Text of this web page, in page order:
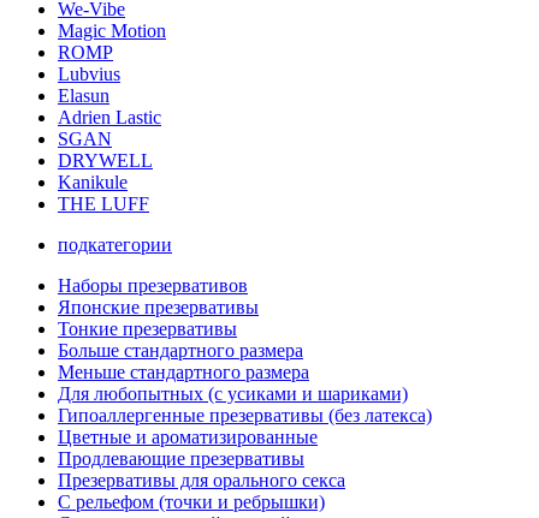
We-Vibe
Magic Motion
ROMP
Lubvius
Elasun
Adrien Lastic
SGAN
DRYWELL
Kanikule
THE LUFF
подкатегории
Наборы презервативов
Японские презервативы
Тонкие презервативы
Больше стандартного размера
Меньше стандартного размера
Для любопытных (с усиками и шариками)
Гипоаллергенные презервативы (без латекса)
Цветные и ароматизированные
Продлевающие презервативы
Презервативы для орального секса
С рельефом (точки и ребрышки)